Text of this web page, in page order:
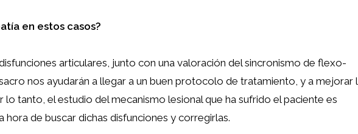
en estos casos?
articulares, junto con una valoración del sincronismo de flexo-
nos ayudarán a llegar a un buen protocolo de tratamiento, y a mejorar
tanto, el estudio del mecanismo lesional que ha sufrido el paciente es
hora de buscar dichas disfunciones y corregirlas.